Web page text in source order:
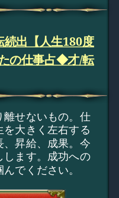
続出【人生180度
の仕事占◆才/転
せないもの。仕
大きく左右する
昇給、成果。今
ます。成功への
でください。